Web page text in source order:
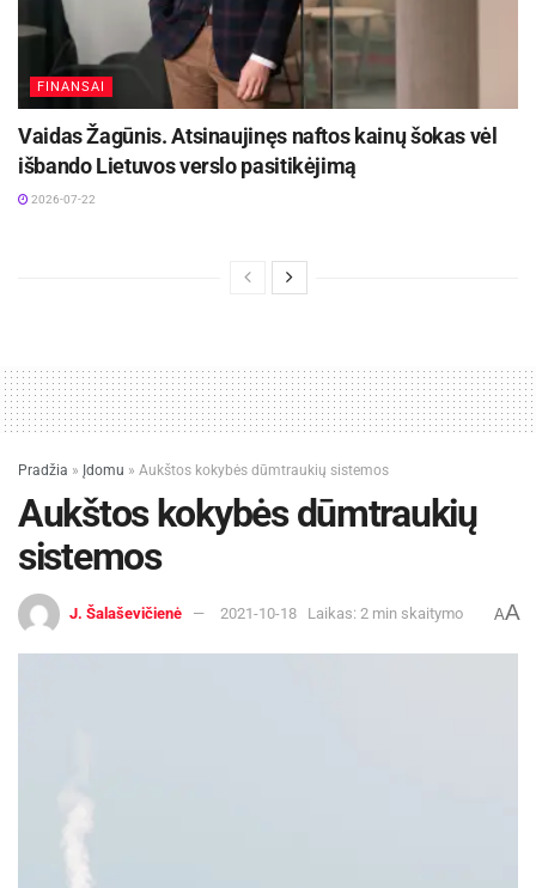
FINANSAI
Vaidas Žagūnis. Atsinaujinęs naftos kainų šokas vėl
išbando Lietuvos verslo pasitikėjimą
2026-07-22
Pradžia » Įdomu » Aukštos kokybės dūmtraukių sistemos
Aukštos kokybės dūmtraukių
sistemos
J. Šalaševičienė 2021-10-18 Laikas: 2 min skaitymo AA